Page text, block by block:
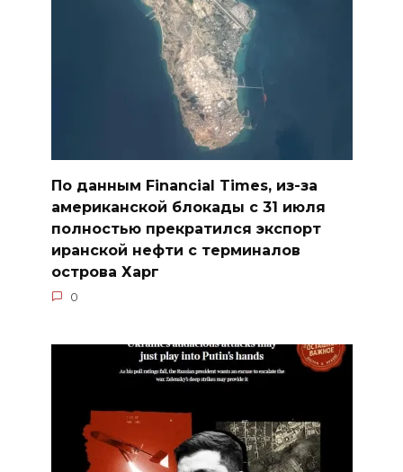
По данным Financial Times, из-за
американской блокады с 31 июля
полностью прекратился экспорт
иранской нефти с терминалов
острова Харг
0